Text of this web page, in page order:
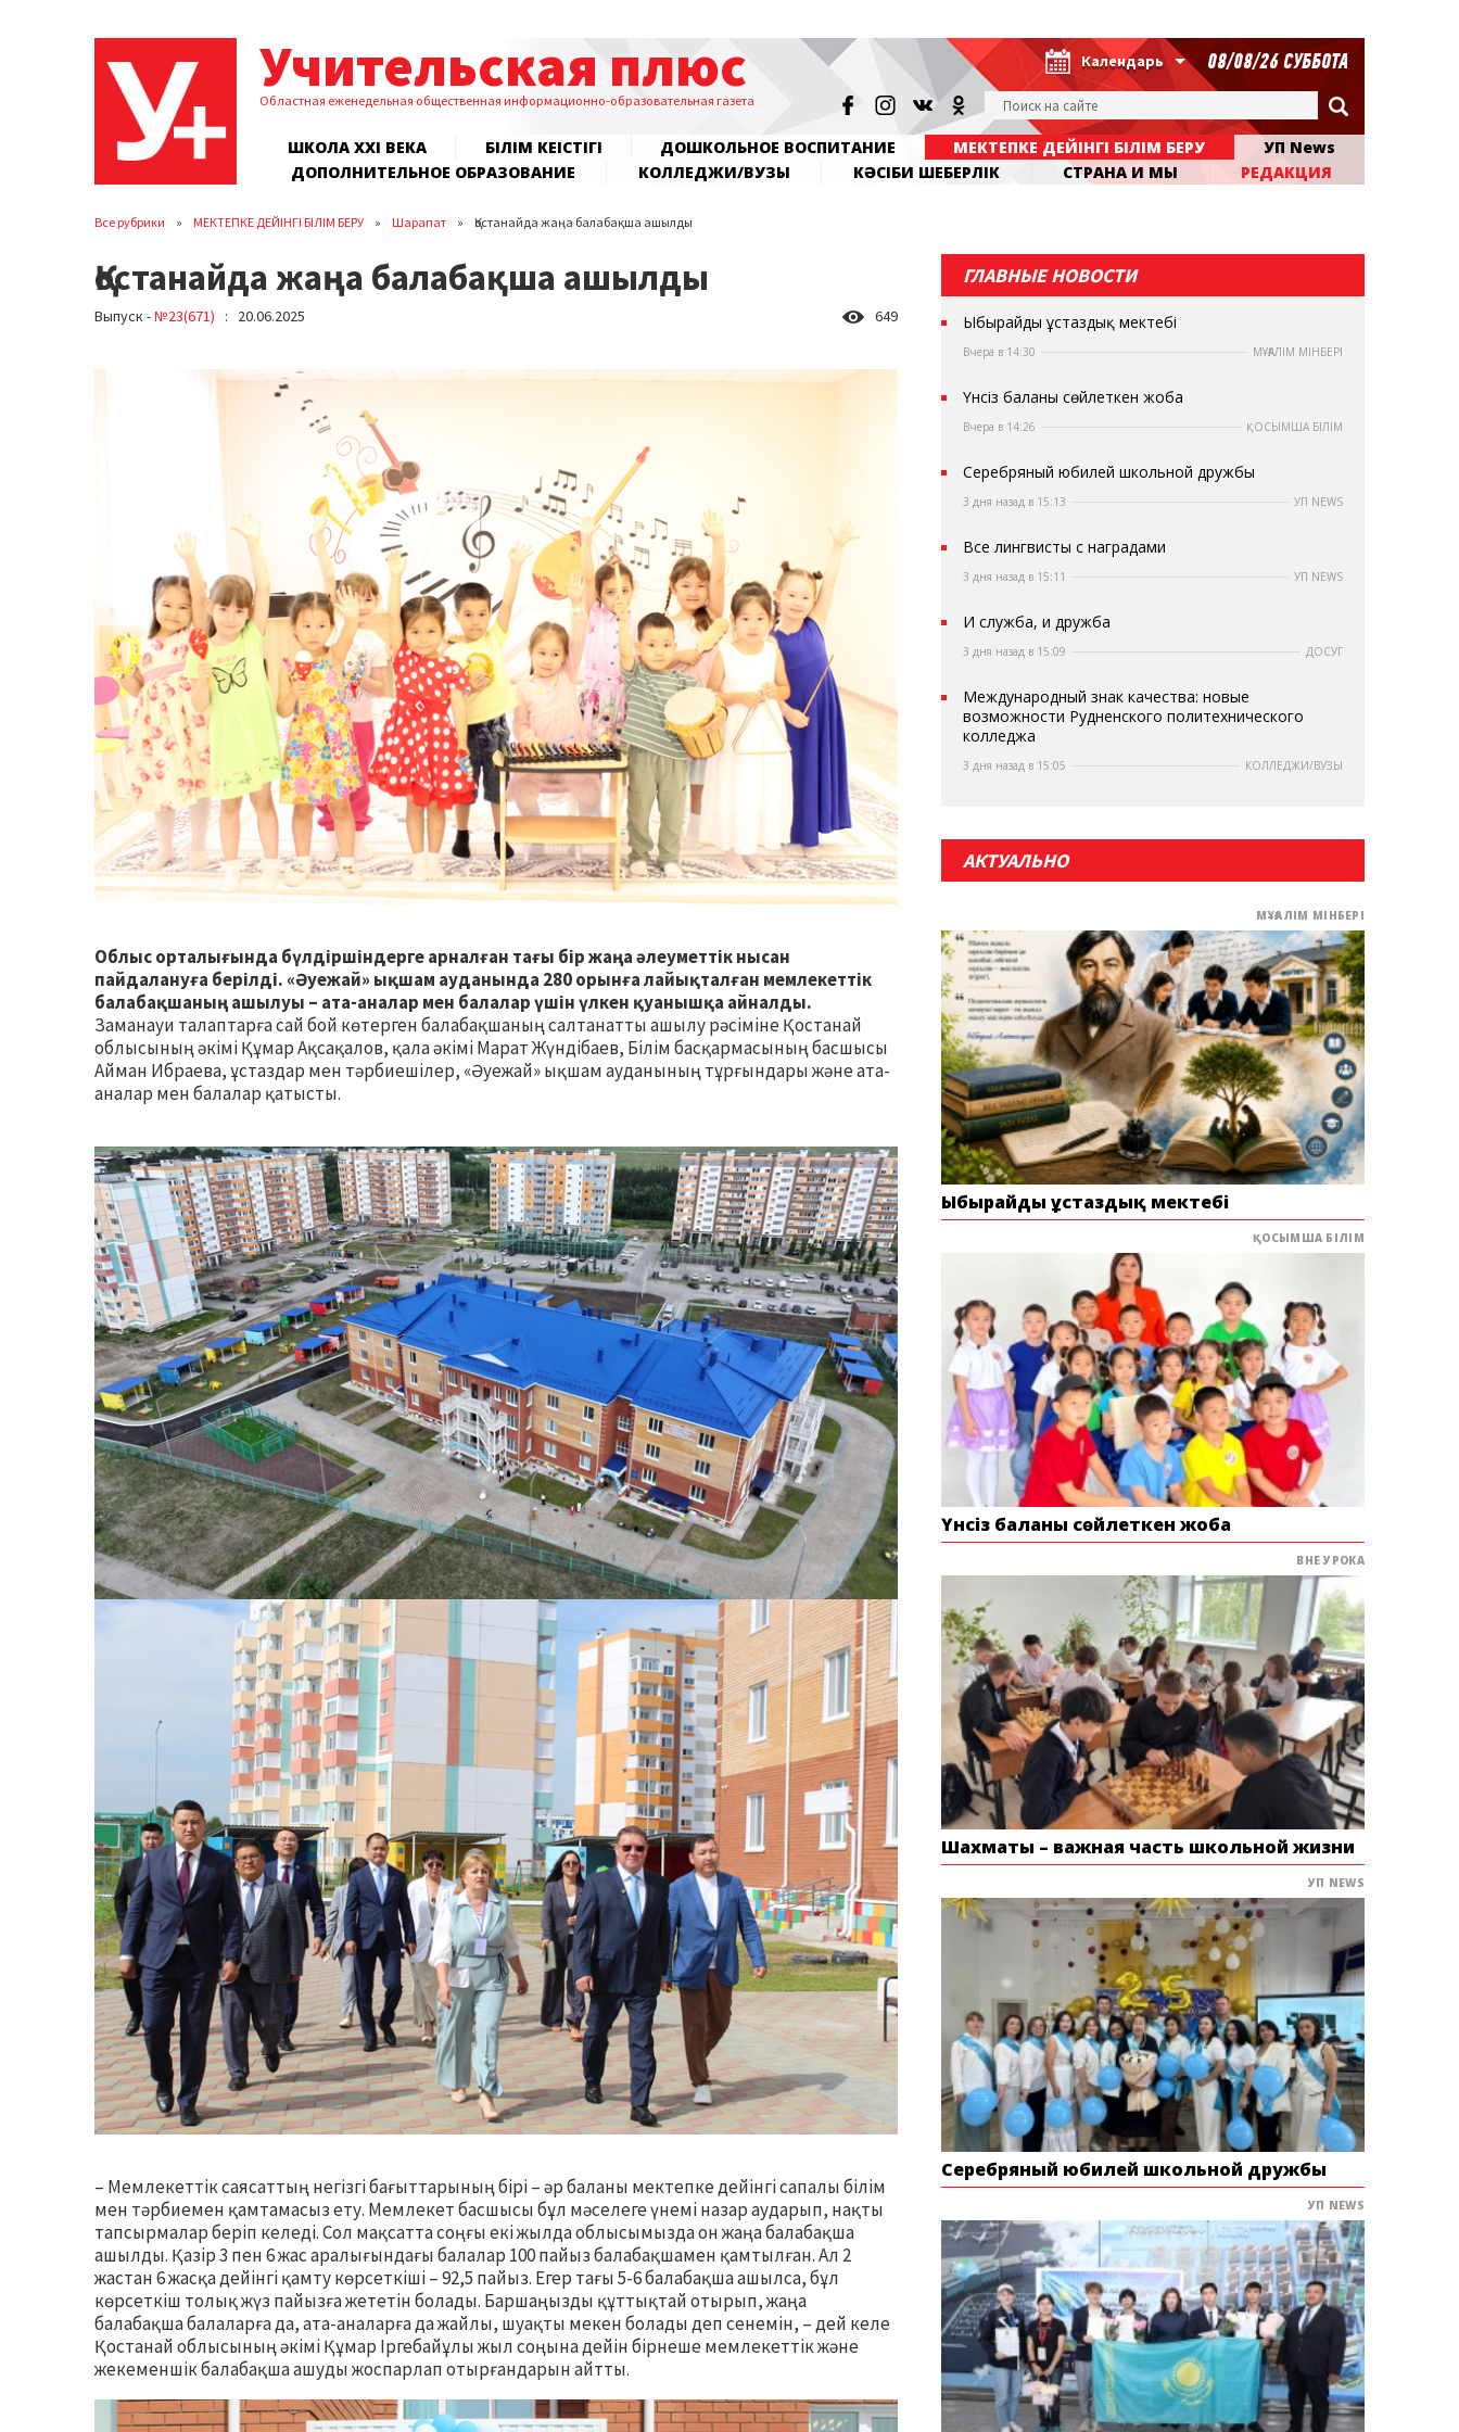
Учительская плюс
Областная еженедельная общественная информационно-образовательная газета
Календарь 08/08/26 СУББОТА
ШКОЛА XXI ВЕКА БІЛІМ КЕҢІСТІГІ ДОШКОЛЬНОЕ ВОСПИТАНИЕ МЕКТЕПКЕ ДЕЙІНГІ БІЛІМ БЕРУ
УП News
ДОПОЛНИТЕЛЬНОЕ ОБРАЗОВАНИЕ
КОЛЛЕДЖИ/ВУЗЫ КӘСІБИ ШЕБЕРЛІК СТРАНА И МЫ РЕДАКЦИЯ
Все рубрики МЕКТЕПКЕ ДЕЙІНГІ БІЛІМ БЕРУ Шарапат Қостанайда жаңа балабақша ашылды
Қостанайда жаңа балабақша ашылды
Выпуск -№23(671) : 20.06.2025 649
Облыс орталығында бүлдіршіндерге арналған тағы бір жаңа әлеуметтік нысан
пайдалануға берілді. «Әуежай» ықшам ауданында 280 орынға лайықталған мемлекеттік
балабақшаның ашылуы – ата-аналар мен балалар үшін үлкен қуанышқа айналды.
Заманауи талаптарға сай бой көтерген балабақшаның салтанатты ашылу рәсіміне Қостанай
облысының әкімі Құмар Ақсақалов, қала әкімі Марат Жүндібаев, Білім басқармасының басшысы
Айман Ибраева, ұстаздар мен тәрбиешілер, «Әуежай» ықшам ауданының тұрғындары және ата-
аналар мен балалар қатысты.
– Мемлекеттік саясаттың негізгі бағыттарының бірі – әр баланы мектепке дейінгі сапалы білім
мен тәрбиемен қамтамасыз ету. Мемлекет басшысы бұл мәселеге үнемі назар аударып, нақты
тапсырмалар беріп келеді. Сол мақсатта соңғы екі жылда облысымызда он жаңа балабақша
ашылды. Қазір 3 пен 6 жас аралығындағы балалар 100 пайыз балабақшамен қамтылған. Ал 2
жастан 6 жасқа дейінгі қамту көрсеткіші – 92,5 пайыз. Егер тағы 5-6 балабақша ашылса, бұл
көрсеткіш толық жүз пайызға жететін болады. Баршаңызды құттықтай отырып, жаңа
балабақша балаларға да, ата-аналарға да жайлы, шуақты мекен болады деп сенемін, – дей келе
Қостанай облысының әкімі Құмар Іргебайұлы жыл соңына дейін бірнеше мемлекеттік және
жекеменшік балабақша ашуды жоспарлап отырғандарын айтты.
ГЛАВНЫЕ НОВОСТИ
Ыбырайдың ұстаздық мектебі
Вчера в 14:30 МҰҒАЛІМ МІНБЕРІ
Үнсіз баланы сөйлеткен жоба
Вчера в 14:26 ҚОСЫМША БІЛІМ
Серебряный юбилей школьной дружбы
3 дня назад в 15:13 УП NEWS
Все лингвисты с наградами
3 дня назад в 15:11 УП NEWS
И служба, и дружба
3 дня назад в 15:09 ДОСУГ
Международный знак качества: новые
возможности Рудненского политехнического
колледжа
3 дня назад в 15:05 КОЛЛЕДЖИ/ВУЗЫ
АКТУАЛЬНО
МҰҒАЛІМ МІНБЕРІ
Ыбырайдың ұстаздық мектебі
ҚОСЫМША БІЛІМ
Үнсіз баланы сөйлеткен жоба
ВНЕ УРОКА
Шахматы – важная часть школьной жизни
УП NEWS
Серебряный юбилей школьной дружбы
УП NEWS